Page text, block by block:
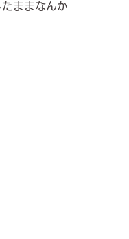
ままなんか